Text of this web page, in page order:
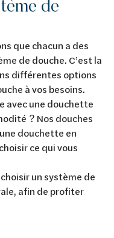
de
que chacun a des
de douche. C’est la
différentes options
à vos besoins.
avec une douchette
? Nos douches
douchette en
ce qui vous
un système de
afin de profiter